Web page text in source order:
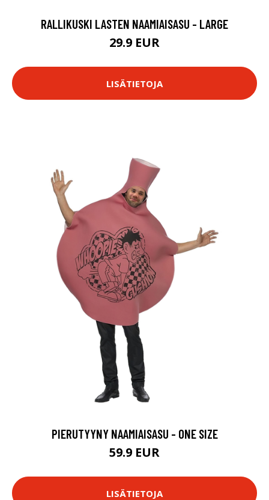
RALLIKUSKI LASTEN NAAMIAISASU - LARGE
29.9 EUR
LISÄTIETOJA
PIERUTYYNY NAAMIAISASU - ONE SIZE
59.9 EUR
LISÄTIETOJA